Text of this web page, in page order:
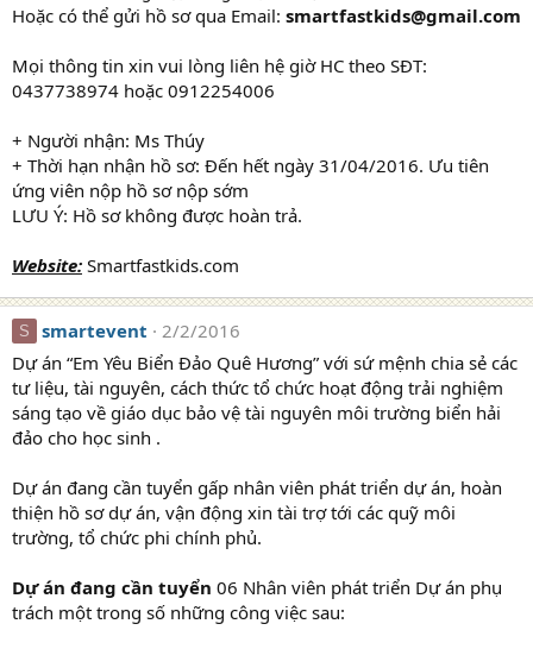
Hoặc có thể gửi hồ sơ qua Email: smartfastkids@gmail.com
Mọi thông tin xin vui lòng liên hệ giờ HC theo SĐT:
0437738974 hoặc 0912254006
+ Người nhận: Ms Thúy
+ Thời hạn nhận hồ sơ: Đến hết ngày 31/04/2016. Ưu tiên
ứng viên nộp hồ sơ nộp sớm
LƯU Ý: Hồ sơ không được hoàn trả.
Website: Smartfastkids.com
S smartevent
2/2/2016
Dự án “Em Yêu Biển Đảo Quê Hương” với sứ mệnh chia sẻ các
tư liệu, tài nguyên, cách thức tổ chức hoạt động trải nghiệm
sáng tạo về giáo dục bảo vệ tài nguyên môi trường biển hải
đảo cho học sinh .
Dự án đang cần tuyển gấp nhân viên phát triển dự án, hoàn
thiện hồ sơ dự án, vận động xin tài trợ tới các quỹ môi
trường, tổ chức phi chính phủ.
Dự án đang cần tuyển 06 Nhân viên phát triển Dự án phụ
trách một trong số những công việc sau: